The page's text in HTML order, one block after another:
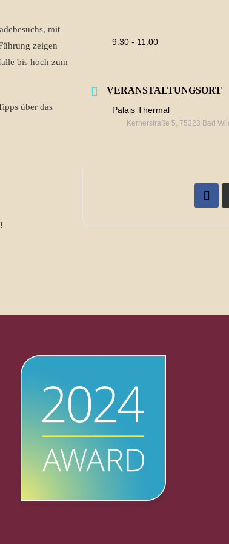
mit
zeigen
bis hoch zum
über das
9:30 - 11:00
VERANSTALTUNGSORT
Palais Thermal
Kernerstraße 5, 75323 Bad